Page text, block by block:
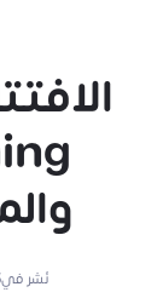
نُشر في